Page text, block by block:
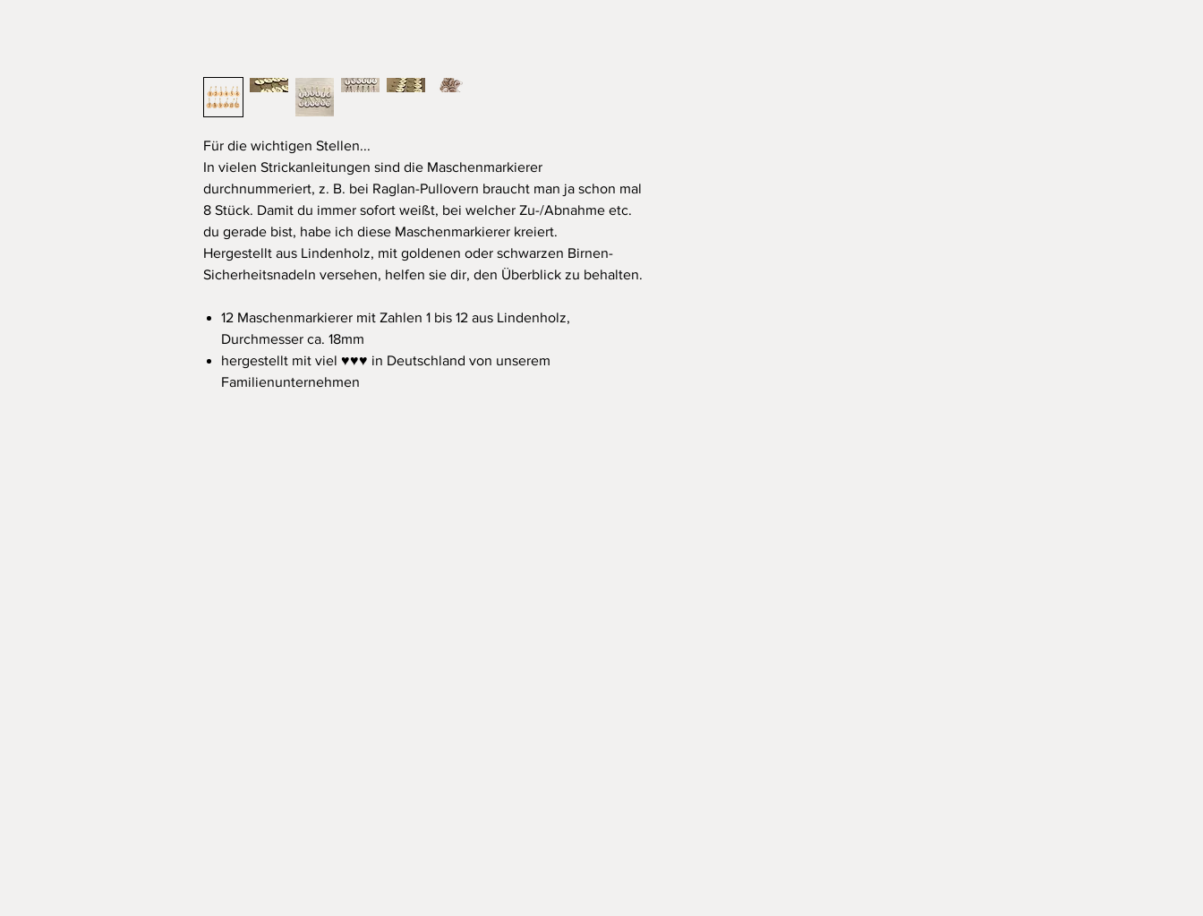
Für die wichtigen Stellen...
In vielen Strickanleitungen sind die Maschenmarkierer
durchnummeriert, z. B. bei Raglan-Pullovern braucht man ja schon mal
8 Stück. Damit du immer sofort weißt, bei welcher Zu-/Abnahme etc.
du gerade bist, habe ich diese Maschenmarkierer kreiert.
Hergestellt aus Lindenholz, mit goldenen oder schwarzen Birnen-
Sicherheitsnadeln versehen, helfen sie dir, den Überblick zu behalten.
12 Maschenmarkierer mit Zahlen 1 bis 12 aus Lindenholz,
Durchmesser ca. 18mm
hergestellt mit viel ♥♥♥ in Deutschland von unserem
Familienunternehmen